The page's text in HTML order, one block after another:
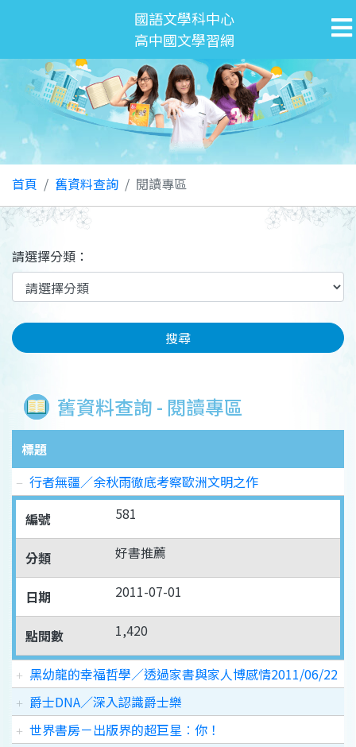
國語文學科中心
高中國文學習網
首頁 舊資料查詢 閱讀專區
請選擇分類：
搜尋
舊資料查詢 - 閱讀專區
標題
行者無疆／余秋雨徹底考察歐洲文明之作
編號
581
分類 好書推薦
日期 2011-07-01
點閱數 1,420
黑幼龍的幸福哲學／透過家書與家人博感情2011/06/22
爵士DNA／深入認識爵士樂
世界書房－出版界的超巨星︰你！